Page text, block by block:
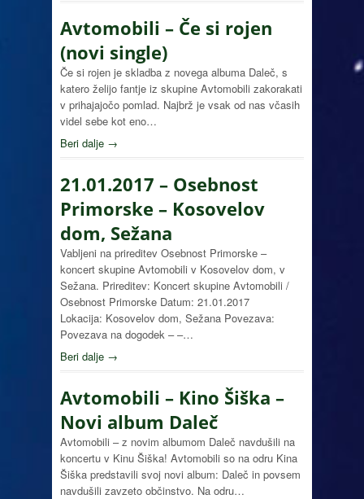
Avtomobili – Če si rojen
(novi single)
Če si rojen je skladba z novega albuma Daleč, s
katero želijo fantje iz skupine Avtomobili zakorakati
v prihajajočo pomlad. Najbrž je vsak od nas včasih
videl sebe kot eno…
Beri dalje →
21.01.2017 – Osebnost
Primorske – Kosovelov
dom, Sežana
Vabljeni na prireditev Osebnost Primorske –
koncert skupine Avtomobili v Kosovelov dom, v
Sežana. Prireditev: Koncert skupine Avtomobili /
Osebnost Primorske Datum: 21.01.2017
Lokacija: Kosovelov dom, Sežana Povezava:
Povezava na dogodek – –…
Beri dalje →
Avtomobili – Kino Šiška –
Novi album Daleč
Avtomobili – z novim albumom Daleč navdušili na
koncertu v Kinu Šiška! Avtomobili so na odru Kina
Šiška predstavili svoj novi album: Daleč in povsem
navdušili zavzeto občinstvo. Na odru…